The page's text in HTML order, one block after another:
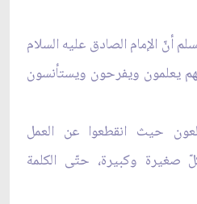
أنّ الإمام الصادق عليه السلام
يعلمون ويفرحون ويستأنسون
حيث انقطعوا عن العمل
وكبيرة، حتّى الكلمة